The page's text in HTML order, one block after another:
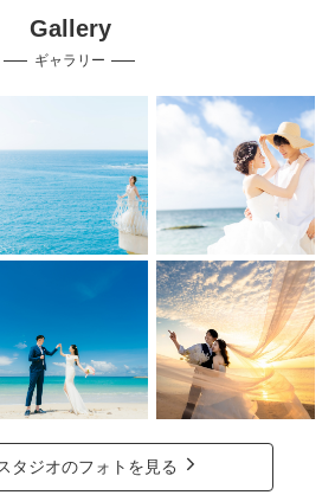
Gallery
ギャラリー
タジオのフォトを見る